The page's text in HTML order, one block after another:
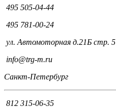
495 505-04-44
495 781-00-24
ул. Автомоторная д.21Б стр. 5
info@trg-m.ru
Санкт-Петербург
812 315-06-35